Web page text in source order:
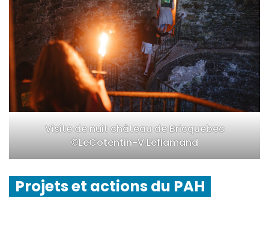
Visite de nuit château de Bricquebec
©LeCotentin-V.Leflamand
Projets et actions du PAH